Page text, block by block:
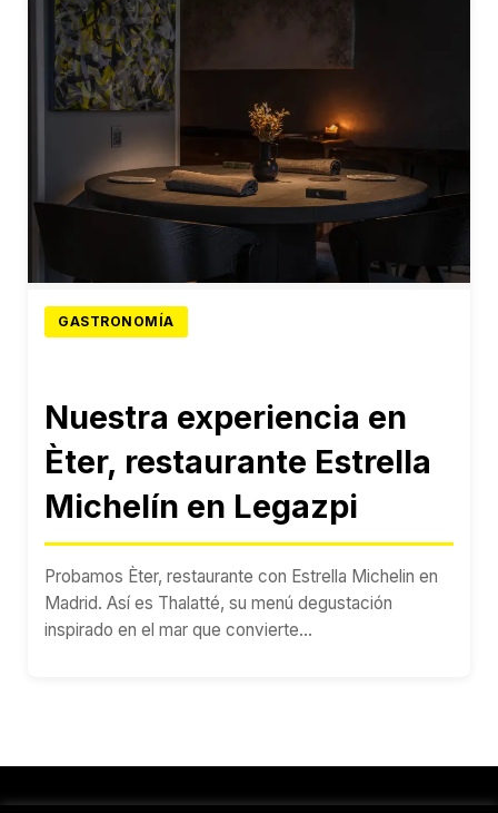
GASTRONOMÍA
Nuestra experiencia en
Èter, restaurante Estrella
Michelín en Legazpi
Probamos Èter, restaurante con Estrella Michelin en
Madrid. Así es Thalatté, su menú degustación
inspirado en el mar que convierte...